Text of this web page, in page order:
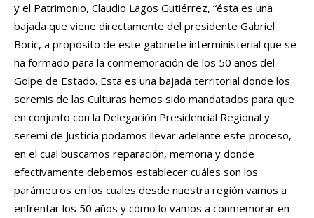
y el Patrimonio, Claudio Lagos Gutiérrez, “ésta es una
bajada que viene directamente del presidente Gabriel
Boric, a propósito de este gabinete interministerial que se
ha formado para la conmemoración de los 50 años del
Golpe de Estado. Esta es una bajada territorial donde los
seremis de las Culturas hemos sido mandatados para que
en conjunto con la Delegación Presidencial Regional y
seremi de Justicia podamos llevar adelante este proceso,
en el cual buscamos reparación, memoria y donde
efectivamente debemos establecer cuáles son los
parámetros en los cuales desde nuestra región vamos a
enfrentar los 50 años y cómo lo vamos a conmemorar en